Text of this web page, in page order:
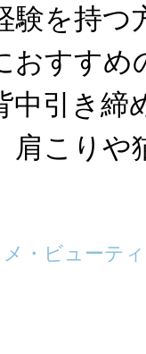
験を持つ
おすすめ
中引き締
肩こりや
メ・ビューテ